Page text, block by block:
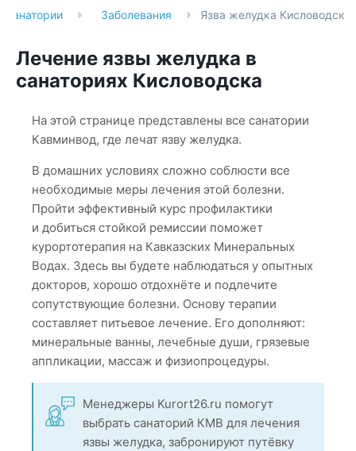
Санатории Заболевания Язва желудка Кисловодск
Лечение язвы желудка в
санаториях Кисловодска
На этой странице представлены все санатории
Кавминвод, где лечат язву желудка.
В домашних условиях сложно соблюсти все
необходимые меры лечения этой болезни.
Пройти эффективный курс профилактики
и добиться стойкой ремиссии поможет
курортотерапия на Кавказских Минеральных
Водах. Здесь вы будете наблюдаться у опытных
докторов, хорошо отдохнёте и подлечите
сопутствующие болезни. Основу терапии
составляет питьевое лечение. Его дополняют:
минеральные ванны, лечебные души, грязевые
аппликации, массаж и физиопроцедуры.
Менеджеры Kurort26.ru помогут
выбрать санаторий КМВ для лечения
язвы желудка, забронируют путёвку